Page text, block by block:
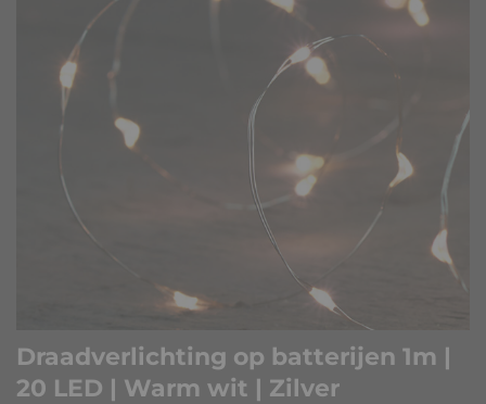
Draadverlichting op batterijen 1m |
20 LED | Warm wit | Zilver